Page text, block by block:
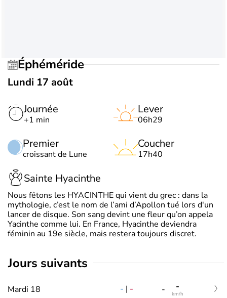
Éphéméride
Lundi 17 août
Journée
+1 min
Premier
croissant de Lune
Lever
06h29
Coucher
17h40
Sainte Hyacinthe
Nous fêtons les HYACINTHE qui vient du grec : dans la
mythologie, c’est le nom de l’ami d’Apollon tué lors d'un
lancer de disque. Son sang devint une fleur qu’on appela
Yacinthe comme lui. En France, Hyacinthe deviendra
féminin au 19e siècle, mais restera toujours discret.
jours suivants
Mardi 18 - | - - -
km/h